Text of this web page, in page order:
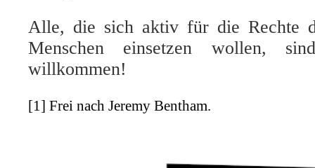
Alle, die sich aktiv für die Rechte
Menschen einsetzen wollen,
willkommen!
[1] Frei nach Jeremy Bentham.